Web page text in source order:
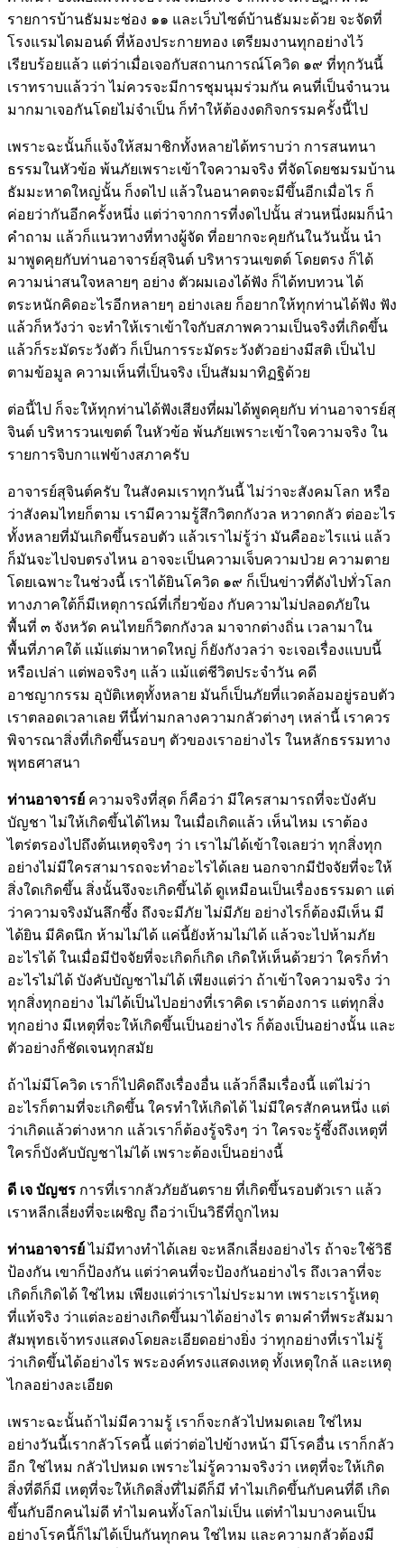
รายการบ้านธัมมะช่อง ๑๑ และเว็บไซต์บ้านธัมมะด้วย จะจัดที่
โรงแรมไดมอนด์ ที่ห้องประกายทอง เตรียมงานทุกอย่างไว้
เรียบร้อยแล้ว แต่ว่าเมื่อเจอกับสถานการณ์โควิด ๑๙ ที่ทุกวันนี้
เราทราบแล้วว่า ไม่ควรจะมีการชุมนุมร่วมกัน คนที่เป็นจำนวน
มากมาเจอกันโดยไม่จำเป็น ก็ทำให้ต้องงดกิจกรรมครั้งนี้ไป
เพราะฉะนั้นก็แจ้งให้สมาชิกทั้งหลายได้ทราบว่า การสนทนา
ธรรมในหัวข้อ พ้นภัยเพราะเข้าใจความจริง ที่จัดโดยชมรมบ้าน
ธัมมะหาดใหญ่นั้น ก็งดไป แล้วในอนาคตจะมีขึ้นอีกเมื่อไร ก็
ค่อยว่ากันอีกครั้งหนึ่ง แต่ว่าจากการที่งดไปนั้น ส่วนหนึ่งผมก็นำ
คำถาม แล้วก็แนวทางที่ทางผู้จัด ที่อยากจะคุยกันในวันนั้น นำ
มาพูดคุยกับท่านอาจารย์สุจินต์ บริหารวนเขตต์ โดยตรง ก็ได้
ความน่าสนใจหลายๆ อย่าง ตัวผมเองได้ฟัง ก็ได้ทบทวน ได้
ตระหนักคิดอะไรอีกหลายๆ อย่างเลย ก็อยากให้ทุกท่านได้ฟัง ฟัง
แล้วก็หวังว่า จะทำให้เราเข้าใจกับสภาพความเป็นจริงที่เกิดขึ้น
แล้วก็ระมัดระวังตัว ก็เป็นการระมัดระวังตัวอย่างมีสติ เป็นไป
ตามข้อมูล ความเห็นที่เป็นจริง เป็นสัมมาทิฏฐิด้วย
ต่อนี้ไป ก็จะให้ทุกท่านได้ฟังเสียงที่ผมได้พูดคุยกับ ท่านอาจารย์สุ
จินต์ บริหารวนเขตต์ ในหัวข้อ พ้นภัยเพราะเข้าใจความจริง ใน
รายการจิบกาแฟข้างสภาครับ
อาจารย์สุจินต์ครับ ในสังคมเราทุกวันนี้ ไม่ว่าจะสังคมโลก หรือ
ว่าสังคมไทยก็ตาม เรามีความรู้สึกวิตกกังวล หวาดกลัว ต่ออะไร
ทั้งหลายที่มันเกิดขึ้นรอบตัว แล้วเราไม่รู้ว่า มันคืออะไรแน่ แล้ว
ก็มันจะไปจบตรงไหน อาจจะเป็นความเจ็บความป่วย ความตาย
โดยเฉพาะในช่วงนี้ เราได้ยินโควิด ๑๙ ก็เป็นข่าวที่ดังไปทั่วโลก
ทางภาคใต้ก็มีเหตุการณ์ที่เกี่ยวข้อง กับความไม่ปลอดภัยใน
พื้นที่ ๓ จังหวัด คนไทยก็วิตกกังวล มาจากต่างถิ่น เวลามาใน
พื้นที่ภาคใต้ แม้แต่มาหาดใหญ่ ก็ยังกังวลว่า จะเจอเรื่องแบบนี้
หรือเปล่า แต่พอจริงๆ แล้ว แม้แต่ชีวิตประจำวัน คดี
อาชญากรรม อุบัติเหตุทั้งหลาย มันก็เป็นภัยที่แวดล้อมอยู่รอบตัว
เราตลอดเวลาเลย ทีนี้ท่ามกลางความกลัวต่างๆ เหล่านี้ เราควร
พิจารณาสิ่งที่เกิดขึ้นรอบๆ ตัวของเราอย่างไร ในหลักธรรมทาง
พุทธศาสนา
ท่านอาจารย์ ความจริงที่สุด ก็คือว่า มีใครสามารถที่จะบังคับ
บัญชา ไม่ให้เกิดขึ้นได้ไหม ในเมื่อเกิดแล้ว เห็นไหม เราต้อง
ไตร่ตรองไปถึงต้นเหตุจริงๆ ว่า เราไม่ได้เข้าใจเลยว่า ทุกสิ่งทุก
อย่างไม่มีใครสามารถจะทำอะไรได้เลย นอกจากมีปัจจัยที่จะให้
สิ่งใดเกิดขึ้น สิ่งนั้นจึงจะเกิดขึ้นได้ ดูเหมือนเป็นเรื่องธรรมดา แต่
ว่าความจริงมันลึกซึ้ง ถึงจะมีภัย ไม่มีภัย อย่างไรก็ต้องมีเห็น มี
ได้ยิน มีคิดนึก ห้ามไม่ได้ แค่นี้ยังห้ามไม่ได้ แล้วจะไปห้ามภัย
อะไรได้ ในเมื่อมีปัจจัยที่จะเกิดก็เกิด เกิดให้เห็นด้วยว่า ใครก็ทำ
อะไรไม่ได้ บังคับบัญชาไม่ได้ เพียงแต่ว่า ถ้าเข้าใจความจริง ว่า
ทุกสิ่งทุกอย่าง ไม่ได้เป็นไปอย่างที่เราคิด เราต้องการ แต่ทุกสิ่ง
ทุกอย่าง มีเหตุที่จะให้เกิดขึ้นเป็นอย่างไร ก็ต้องเป็นอย่างนั้น และ
ตัวอย่างก็ชัดเจนทุกสมัย
ถ้าไม่มีโควิด เราก็ไปคิดถึงเรื่องอื่น แล้วก็ลืมเรื่องนี้ แต่ไม่ว่า
อะไรก็ตามที่จะเกิดขึ้น ใครทำให้เกิดได้ ไม่มีใครสักคนหนึ่ง แต่
ว่าเกิดแล้วต่างหาก แล้วเราก็ต้องรู้จริงๆ ว่า ใครจะรู้ซึ้งถึงเหตุที่
ใครก็บังคับบัญชาไม่ได้ เพราะต้องเป็นอย่างนี้
ดี เจ บัญชร การที่เรากลัวภัยอันตราย ที่เกิดขึ้นรอบตัวเรา แล้ว
เราหลีกเลี่ยงที่จะเผชิญ ถือว่าเป็นวิธีที่ถูกไหม
ท่านอาจารย์ไม่มีทางทำได้เลย จะหลีกเลี่ยงอย่างไร ถ้าจะใช้วิธี
ป้องกัน เขาก็ป้องกัน แต่ว่าคนที่จะป้องกันอย่างไร ถึงเวลาที่จะ
เกิดก็เกิดได้ ใช่ไหม เพียงแต่ว่าเราไม่ประมาท เพราะเรารู้เหตุ
ที่แท้จริง ว่าแต่ละอย่างเกิดขึ้นมาได้อย่างไร ตามคำที่พระสัมมา
สัมพุทธเจ้าทรงแสดงโดยละเอียดอย่างยิ่ง ว่าทุกอย่างที่เราไม่รู้
ว่าเกิดขึ้นได้อย่างไร พระองค์ทรงแสดงเหตุ ทั้งเหตุใกล้ และเหตุ
ไกลอย่างละเอียด
เพราะฉะนั้นถ้าไม่มีความรู้ เราก็จะกลัวไปหมดเลย ใช่ไหม
อย่างวันนี้เรากลัวโรคนี้ แต่ว่าต่อไปข้างหน้า มีโรคอื่น เราก็กลัว
อีก ใช่ไหม กลัวไปหมด เพราะไม่รู้ความจริงว่า เหตุที่จะให้เกิด
สิ่งที่ดีก็มี เหตุที่จะให้เกิดสิ่งที่ไม่ดีก็มี ทำไมเกิดขึ้นกับคนที่ดี เกิด
ขึ้นกับอีกคนไม่ดี ทำไมคนทั้งโลกไม่เป็น แต่ทำไมบางคนเป็น
อย่างโรคนี้ก็ไม่ได้เป็นกันทุกคน ใช่ไหม และความกลัวต้องมี